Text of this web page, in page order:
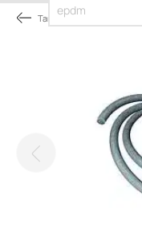
Tarasy i balkony pod płytki